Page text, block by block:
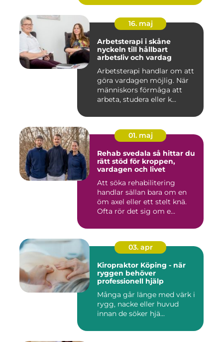
16. maj
Arbetsterapi i skåne
nyckeln till hållbart
arbetsliv och vardag
Arbetsterapi handlar om att
göra vardagen möjlig. När
människors förmåga att
arbeta, studera eller k...
01. maj
Rehab svedala så hittar du
rätt stöd för kroppen,
vardagen och livet
Att söka rehabilitering
handlar sällan bara om en
öm axel eller ett stelt knä.
Ofta rör det sig om e...
03. apr
Kiropraktor Köping - när
ryggen behöver
professionell hjälp
Många går länge med värk i
rygg, nacke eller huvud
innan de söker hjä...